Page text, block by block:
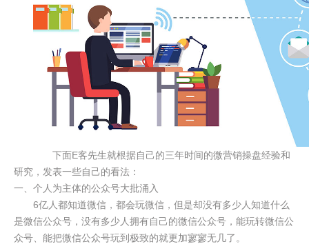
下面E客先生就根据自己的三年时间的微营销操盘经验和
研究，发表一些自己的看法：
一、个人为主体的公众号大批涌入
6亿人都知道微信，都会玩微信，但是却没有多少人知道什么
是微信公众号，没有多少人拥有自己的微信公众号，能玩转微信公
众号、能把微信公众号玩到极致的就更加寥寥无几了。